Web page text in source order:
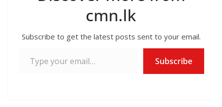
cmn.lk
Subscribe to get the latest posts sent to your email.
Subscribe